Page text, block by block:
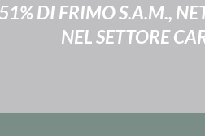
DI FRIMO S.A.M.,
NEL SETTORE